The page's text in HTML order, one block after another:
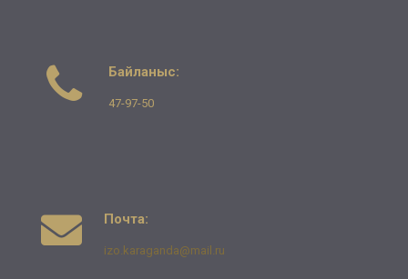
Байланыс:
47-97-50
Почта:
izo.karaganda@mail.ru